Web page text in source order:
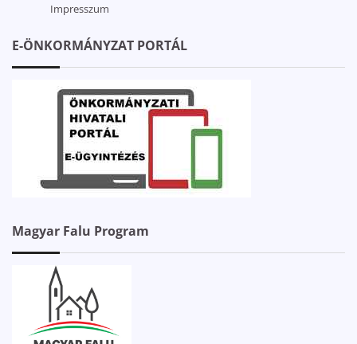
Impresszum
E-ÖNKORMÁNYZAT PORTÁL
Magyar Falu Program